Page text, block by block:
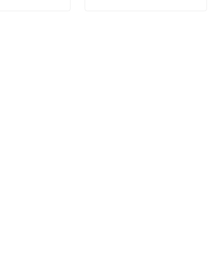
Libros
diamantes en